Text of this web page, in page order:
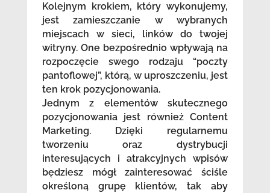
Kolejnym krokiem, który wykonujemy,
jest zamieszczanie w wybranych
miejscach w sieci, linków do twojej
witryny. One bezpośrednio wpływają na
rozpoczęcie swego rodzaju “poczty
pantoflowej”, którą, w uproszczeniu, jest
ten krok pozycjonowania.
Jednym z elementów skutecznego
pozycjonowania jest również Content
Marketing. Dzięki regularnemu
tworzeniu oraz dystrybucji
interesujących i atrakcyjnych wpisów
będziesz mógł zainteresować ściśle
określoną grupę klientów, tak aby